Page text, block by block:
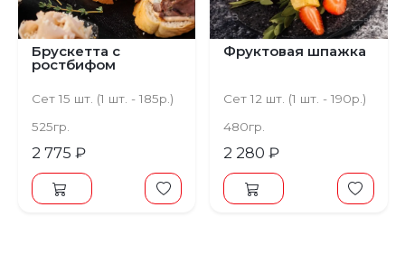
Брускетта с
ростбифом
Сет 15 шт. (1 шт. - 185р.)
525гр.
2 775 ₽
Фруктовая шпажка
Сет 12 шт. (1 шт. - 190р.)
480гр.
2 280 ₽